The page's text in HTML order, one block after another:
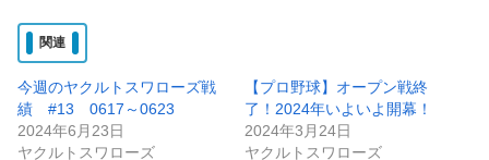
み
中…
関連
今週のヤクルトスワローズ戦
績 #13 0617～0623
2024年6月23日
ヤクルトスワローズ
【プロ野球】オープン戦終
了！2024年いよいよ開幕！
2024年3月24日
ヤクルトスワローズ